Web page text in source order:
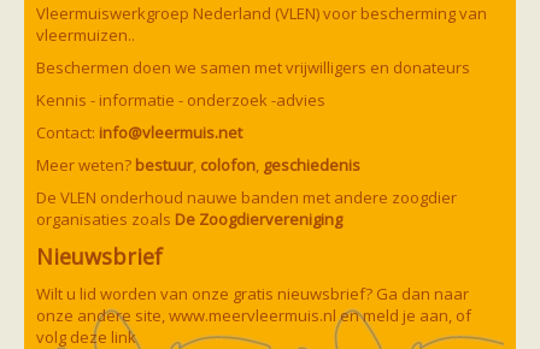
Vleermuiswerkgroep Nederland (VLEN) voor bescherming van
vleermuizen..
Beschermen doen we samen met vrijwilligers en donateurs
Kennis - informatie - onderzoek -advies
Contact: info@vleermuis.net
Meer weten? bestuur, colofon geschiedenis
De VLEN onderhoud nauwe banden met andere zoogdier
organisaties zoals De Zoogdiervereniging
Nieuwsbrief
Wilt u lid worden van onze gratis nieuwsbrief? Ga dan naar
onze andere site, www.meervleermuis.nlen meld je aan, of
volg deze link